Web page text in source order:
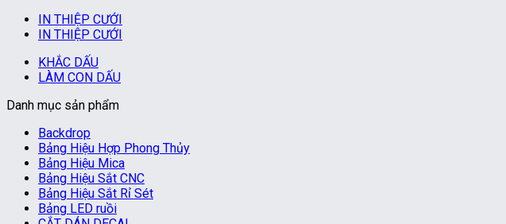
IN THIỆP CƯỚI
IN THIỆP CƯỚI
KHẮC DẤU
LÀM CON DẤU
Danh mục sản phẩm
Backdrop
Bảng Hiệu Hợp Phong Thủy
Bảng Hiệu Mica
Bảng Hiệu Sắt CNC
Bảng Hiệu Sắt Rỉ Sét
Bảng LED ruồi